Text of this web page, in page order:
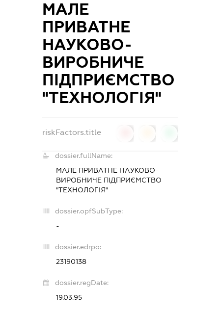
МАЛЕ
ПРИВАТНЕ
НАУКОВО-
ВИРОБНИЧЕ
ПІДПРИЄМСТВО
"ТЕХНОЛОГІЯ"
riskFactors.title
dossier.fullName:
МАЛЕ ПРИВАТНЕ НАУКОВО-
ВИРОБНИЧЕ ПІДПРИЄМСТВО
"ТЕХНОЛОГІЯ"
dossier.opfSubType:
-
dossier.edrpo:
23190138
dossier.regDate:
19.03.95